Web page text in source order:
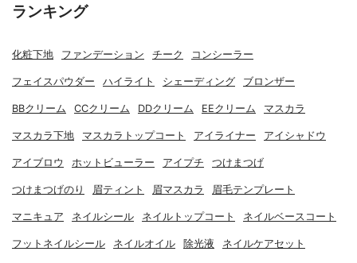
ランキング
化粧下地 ファンデーション チーク コンシーラー
フェイスパウダー ハイライト シェーディング ブロンザー
BBクリーム CCクリーム DDクリーム EEクリーム マスカラ
マスカラ下地 マスカラトップコート アイライナー アイシャドウ
アイブロウ ホットビューラー アイプチ つけまつげ
つけまつげのり 眉ティント 眉マスカラ 眉毛テンプレート
マニキュア ネイルシール ネイルトップコート ネイルベースコート
フットネイルシール ネイルオイル 除光液 ネイルケアセット